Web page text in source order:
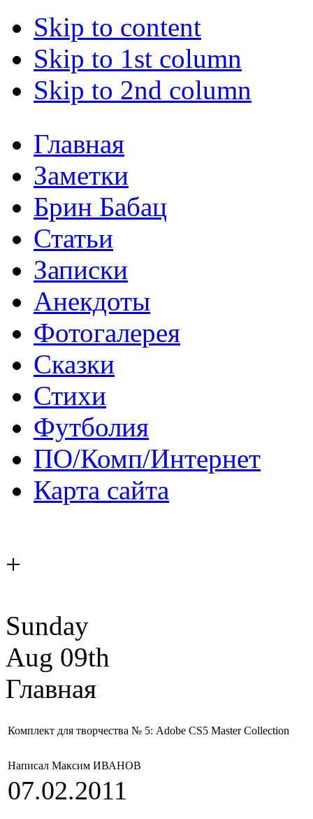
Skip to content
Skip to 1st column
Skip to 2nd column
Главная
Заметки
Брин Бабац
Статьи
Записки
Анекдоты
Фотогалерея
Сказки
Стихи
Футболия
ПО/Комп/Интернет
Карта сайта
+
Sunday
Aug 09th
Главная
Комплект для творчества № 5: Adobe CS5 Master Collection
Написал Максим ИВАНОВ
07.02.2011